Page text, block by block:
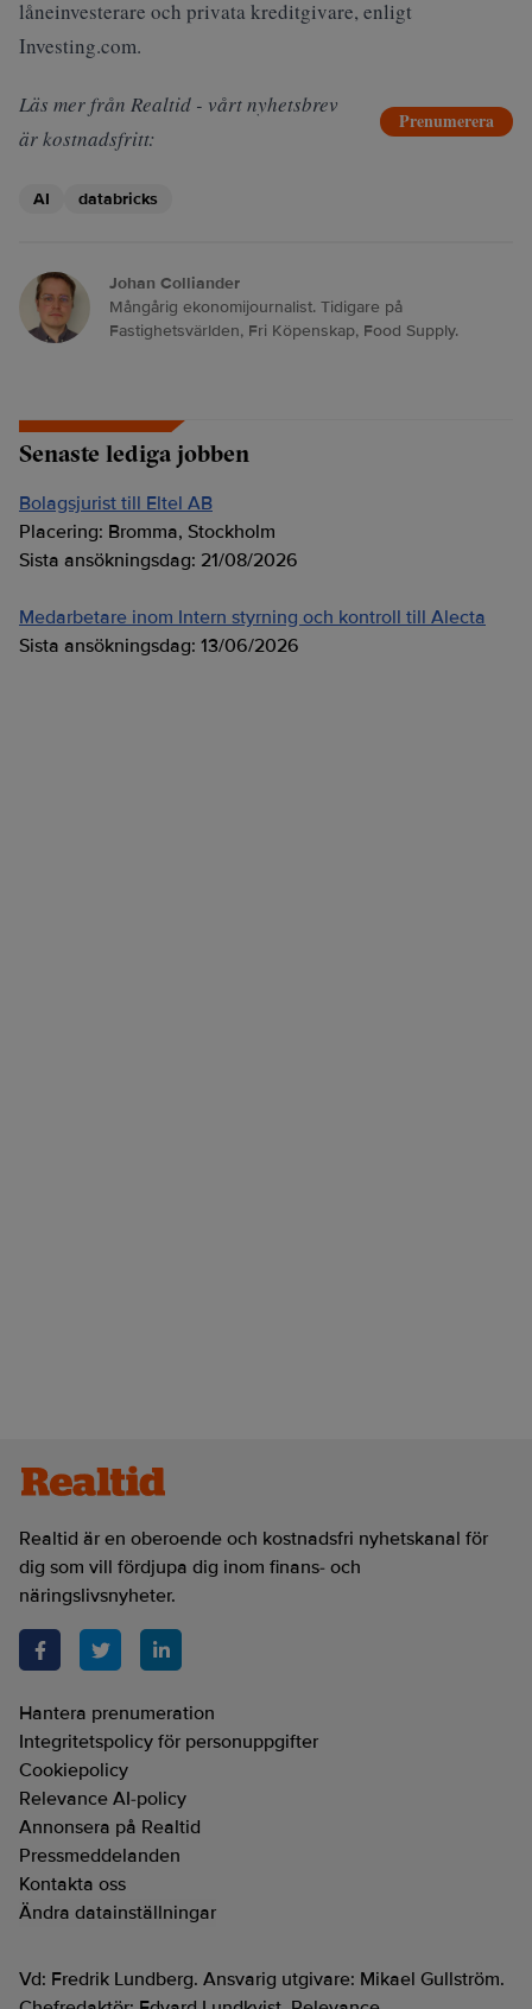
låneinvesterare och privata kreditgivare, enligt
Investing.com.
Läs mer från Realtid - vårt nyhetsbrev
är kostnadsfritt:
Prenumerera
AI databricks
Johan Colliander
Mångårig ekonomijournalist. Tidigare på
Fastighetsvärlden, Fri Köpenskap, Food Supply.
Senaste lediga jobben
Bolagsjurist till Eltel AB
Placering: Bromma, Stockholm
Sista ansökningsdag: 21/08/2026
Medarbetare inom Intern styrning och kontroll till Alecta
Sista ansökningsdag: 13/06/2026
Realtid är en oberoende och kostnadsfri nyhetskanal för
dig som vill fördjupa dig inom finans- och
näringslivsnyheter.
Hantera prenumeration
Integritetspolicy för personuppgifter
Cookiepolicy
Relevance AI-policy
Annonsera på Realtid
Pressmeddelanden
Kontakta oss
Ändra datainställningar
Vd: Fredrik Lundberg. Ansvarig utgivare: Mikael Gullström.